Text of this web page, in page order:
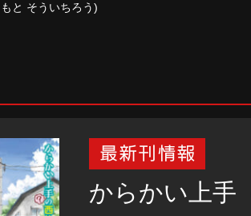
と そういちろう)
からかい上手